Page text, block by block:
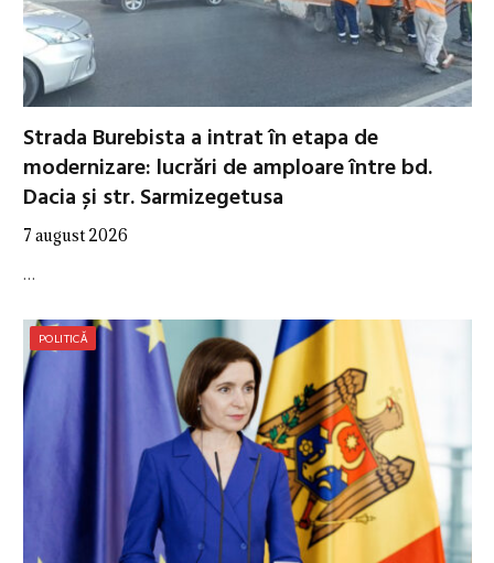
Strada Burebista a intrat în etapa de
modernizare: lucrări de amploare între bd.
Dacia și str. Sarmizegetusa
7 august 2026
…
POLITICĂ